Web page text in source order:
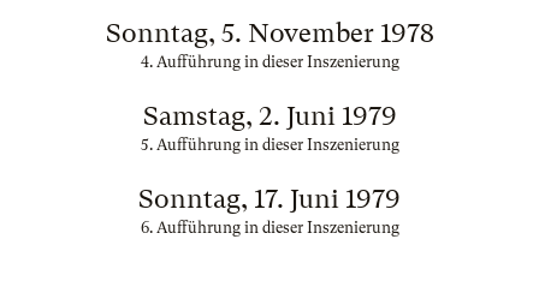
Sonntag, 5. November 1978
4. Aufführung in dieser Inszenierung
Samstag, 2. Juni 1979
5. Aufführung in dieser Inszenierung
Sonntag, 17. Juni 1979
6. Aufführung in dieser Inszenierung